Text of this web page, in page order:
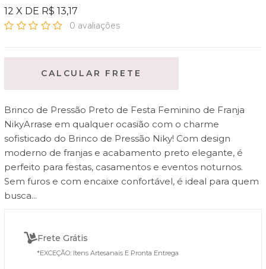
12 X DE R$ 13,17
0 avaliações
CALCULAR FRETE
Brinco de Pressão Preto de Festa Feminino de Franja
NikyArrase em qualquer ocasião com o charme
sofisticado do Brinco de Pressão Niky! Com design
moderno de franjas e acabamento preto elegante, é
perfeito para festas, casamentos e eventos noturnos.
Sem furos e com encaixe confortável, é ideal para quem
busca...
Frete Grátis
*EXCEÇÃO: Itens Artesanais E Pronta Entrega